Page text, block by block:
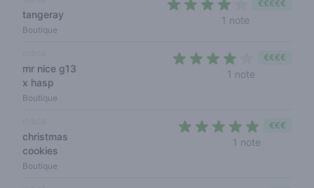
tangeray
Boutique
1 note
€€€€€
mr nice g13
x hasp
Boutique
1 note
€€€€
christmas
cookies
Boutique
1 note
€€€